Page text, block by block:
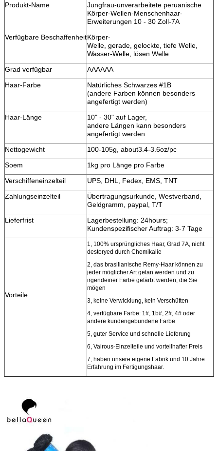
Produkt-Name
Jungfrau-unverarbeitete peruanische
Körper-Wellen-Menschenhaar-
Erweiterungen 10 - 30 Zoll-7A
Verfügbare BeschaffenheitKörper-
Welle, gerade, gelockte, tiefe Welle,
Wasser-Welle, lösen Welle
Grad verfügbar
AAAAAA
Haar-Farbe
Natürliches Schwarzes #1B
(andere Farben können besonders
angefertigt werden)
Haar-Länge
10" - 30" auf Lager,
andere Längen kann besonders
angefertigt werden
Nettogewicht
100-105g, about3.4-3.6oz/pc
Soem
1kg pro Länge pro Farbe
Verschiffeneinzelteil
UPS, DHL, Fedex, EMS, TNT
Zahlungseinzelteil
Übertragungsurkunde, Westverband,
Geldgramm, paypal, T/T
Lieferfrist
Lagerbestellung: 24hours;
Kundenspezifischer Auftrag: 3-7 Tage
Vorteile
1, 100% ursprüngliches Haar, Grad 7A, nicht
destoryed durch Chemikalie
2, das brasilianische Remy-Haar können zu
jeder möglicher Art getan werden und zu
irgendeiner Farbe gefärbt werden, die Sie
mögen
3, keine Verwicklung, kein Verschütten
4, verfügbare Farbe: 1#, 1b#, 2#, 4# oder
andere kundengebundene Farbe
5, guter Service und schnelle Lieferung
6, Vairous-Einzelteile und vorteilhafter Preis
7, haben unsere eigene Fabrik und 10 Jahre
Erfahrung im Fertigungshaar.